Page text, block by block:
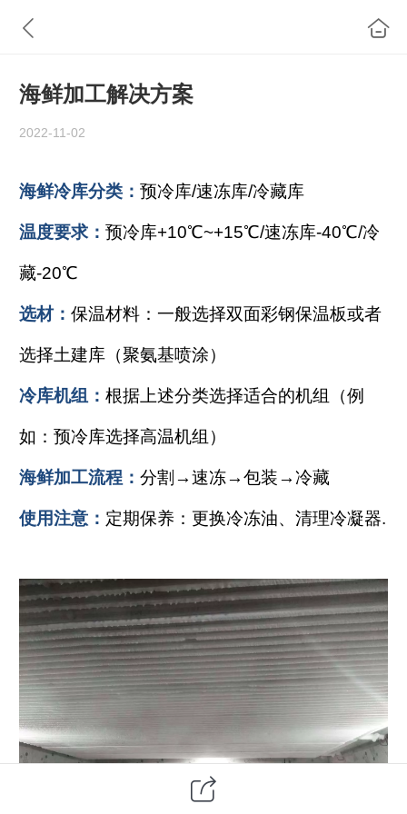
海鲜加工解决方案
2022-11-02
海鲜冷库分类： 预冷库/速冻库/冷藏库
温度要求： 预冷库+10℃~+15℃/速冻库-40℃/冷
藏-20℃
选材： 保温材料：一般选择双面彩钢保温板或者
选择土建库（聚氨基喷涂）
冷库机组： 根据上述分类选择适合的机组（例
如：预冷库选择高温机组）
海鲜加工流程： 分割→速冻→包装→冷藏
使用注意： 定期保养：更换冷冻油、清理冷凝器.